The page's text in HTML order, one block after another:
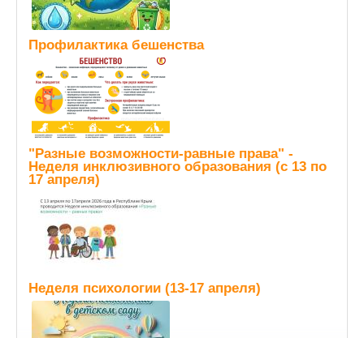
Профилактика бешенства
"Разные возможности-равные права" -
Неделя инклюзивного образования (с 13 по
17 апреля)
Неделя психологии (13-17 апреля)